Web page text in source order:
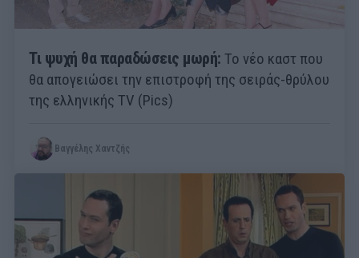
Τι ψυχή θα παραδώσεις μωρή: Το νέο καστ που
θα απογειώσει την επιστροφή της σειράς-θρύλου
της ελληνικής TV (Pics)
Βαγγέλης Χαντζής